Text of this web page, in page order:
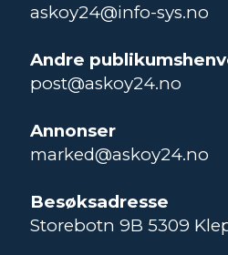
askoy24@info-sys.no
Andre
post@askoy24.no
Annonser
marked@askoy24.no
Besøksadresse
Storebotn 9B 5309